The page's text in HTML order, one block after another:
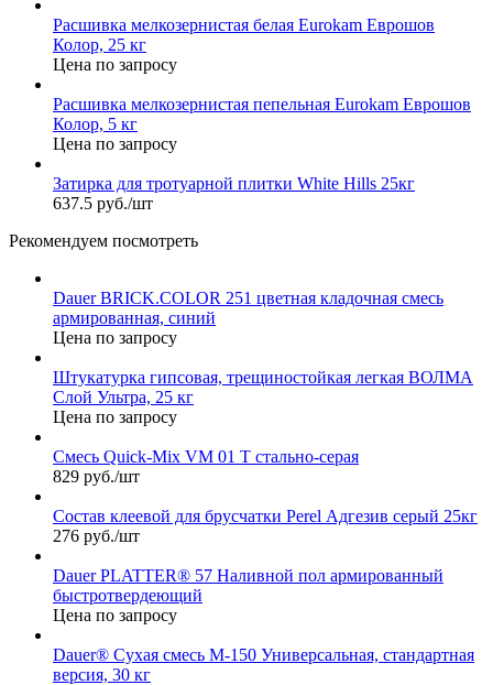
Расшивка мелкозернистая белая Eurokam Еврошов
Колор, 25 кг
Цена по запросу
Расшивка мелкозернистая пепельная Eurokam Еврошов
Колор, 5 кг
Цена по запросу
Затирка для тротуарной плитки White Hills 25кг
637.5 руб./шт
Рекомендуем посмотреть
Dauer BRICK.COLOR 251 цветная кладочная смесь
армированная, синий
Цена по запросу
Штукатурка гипсовая, трещиностойкая легкая ВОЛМА
Слой Ультра, 25 кг
Цена по запросу
Смесь Quick-Mix VM 01 T стально-серая
829 руб./шт
Состав клеевой для брусчатки Perel Адгезив серый 25кг
276 руб./шт
Dauer PLATTER® 57 Наливной пол армированный
быстротвердеющий
Цена по запросу
Dauer® Сухая смесь М-150 Универсальная, стандартная
версия, 30 кг